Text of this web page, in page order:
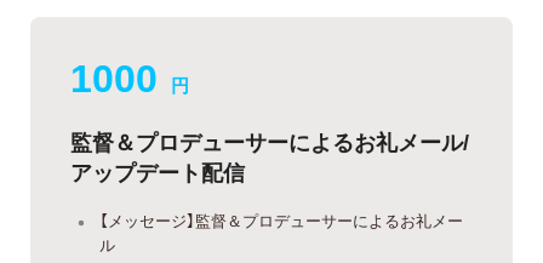
1000 円
監督＆プロデューサーによるお礼メール/
アップデート配信
【メッセージ】監督＆プロデューサーによるお礼メー
ル